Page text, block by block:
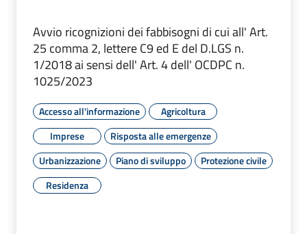
Avvio ricognizioni dei fabbisogni di cui all' Art.
25 comma 2, lettere C9 ed E del D.LGS n.
1/2018 ai sensi dell' Art. 4 dell' OCDPC n.
1025/2023
Accesso all'informazione
Agricoltura
Imprese
Risposta alle emergenze
Urbanizzazione
Piano di sviluppo
Protezione civile
Residenza